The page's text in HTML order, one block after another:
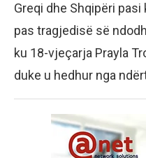
Greqi dhe Shqipëri
pas tragjedisë së
ku 18-vjeçarja Prayla
duke u hedhur nga